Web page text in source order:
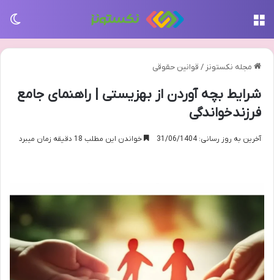
مجله نکستونز / قوانین حقوقی
شرایط بچه آوردن از بهزیستی | راهنمای جامع
فرزندخواندگی
آخرین به روز رسانی: 31/06/1404 خواندن این مطلب 18 دقیقه زمان میبرد